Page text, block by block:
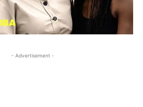
- Advertisement -